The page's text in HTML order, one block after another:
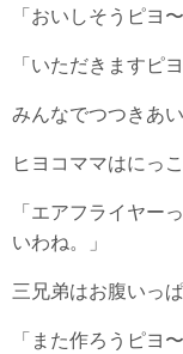
「おいしそうピヨ
「いただきますピ
みんなでつつきあ
ヒヨコママはにっ
「エアフライヤー
いわね。」
三兄弟はお腹いっ
「また作ろうピヨ